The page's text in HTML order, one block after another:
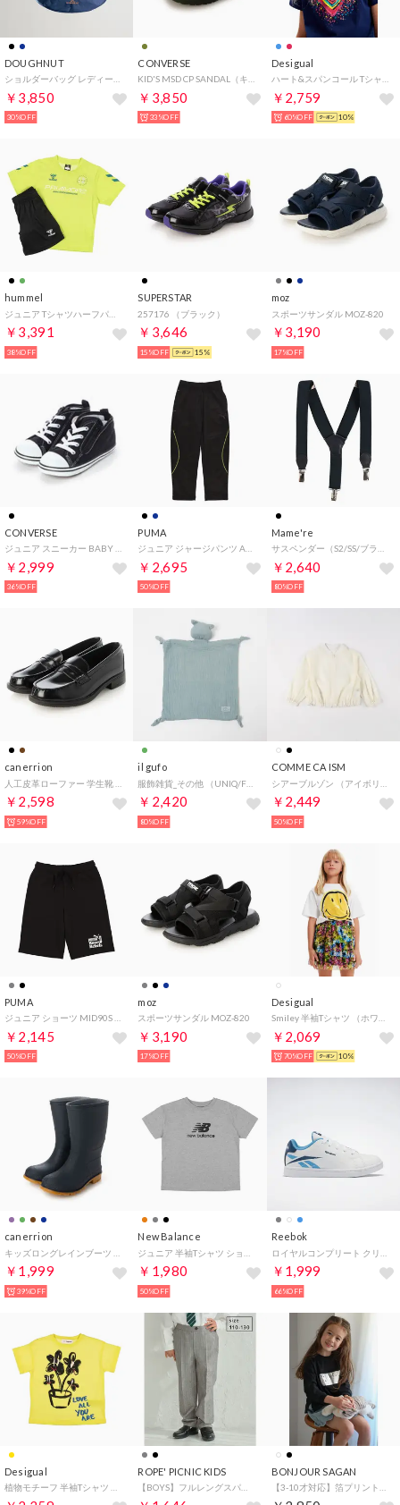
DOUGHNUT
￥3,850
30%OFF
CONVERSE
￥3,850
33%OFF
Desigual
￥2,759
60%OFF 10%
hummel
￥3,391
38%OFF
SUPERSTAR
257176 （ブラック）
￥3,646
15%OFF 15%
moz
スポーツサンダル MOZ-820
￥3,190
17%OFF
CONVERSE
￥2,999
36%OFF
PUMA
￥2,695
50%OFF
Mame're
￥2,640
80%OFF
canerrion
￥2,598
59%OFF
il gufo
￥2,420
80%OFF
COMME CA ISM
￥2,449
50%OFF
PUMA
￥2,145
50%OFF
moz
スポーツサンダル MOZ-820
￥3,190
17%OFF
Desigual
￥2,069
70%OFF 10%
canerrion
￥1,999
39%OFF
New Balance
￥1,980
50%OFF
Reebok
￥1,999
66%OFF
Desigual ROPE' PICNIC KIDS BONJOUR SAGAN